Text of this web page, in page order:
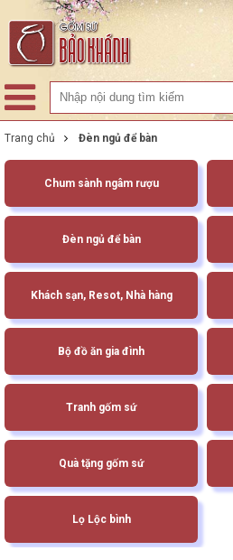
Trang chủ Đèn ngủ để bàn
Chum sành ngâm rượu
Đèn ngủ để bàn
Khách sạn, Resot, Nhà hàng
Bộ đồ ăn gia đình
Tranh gốm sứ
Quà tặng gốm sứ
Lọ Lộc bình